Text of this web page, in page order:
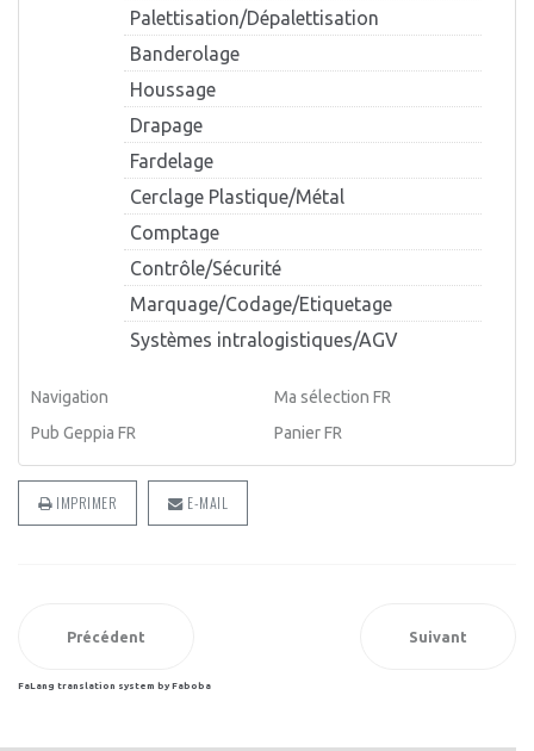
Palettisation/Dépalettisation
Banderolage
Houssage
Drapage
Fardelage
Cerclage Plastique/Métal
Comptage
Contrôle/Sécurité
Marquage/Codage/Etiquetage
Systèmes intralogistiques/AGV
Navigation
Ma sélection FR
Pub Geppia FR
Panier FR
IMPRIMER E-MAIL
Précédent Suivant
FaLang translation system by Faboba